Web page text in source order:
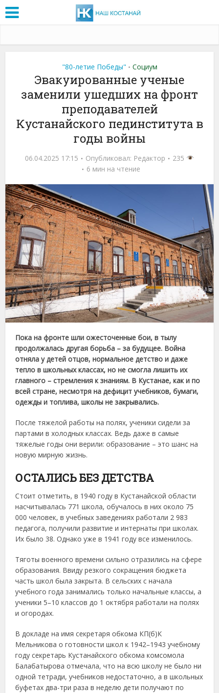
"80-летие Победы" • Социум
Эвакуированные ученые
заменили ушедших на фронт
преподавателей
Кустанайского пединститута в
годы войны
06.04.2025 17:15 Опубликовал: Редактор
235
6 мин на чтение
Пока на фронте шли ожесточенные бои, в тылу
продолжалась другая борьба – за будущее. Война
отняла у детей отцов, нормальное детство и даже
тепло в школьных классах, но не смогла лишить их
главного – стремления к знаниям. В Кустанае, как и по
всей стране, несмотря на дефицит учебников, бумаги,
одежды и топлива, школы не закрывались.
После тяжелой работы на полях, ученики сидели за
партами в холодных классах. Ведь даже в самые
тяжелые годы они верили: образование – это шанс на
новую мирную жизнь.
ОСТАЛИСЬ БЕЗ ДЕТСТВА
Стоит отметить, в 1940 году в Кустанайской области
насчитывалась 771 школа, обучалось в них около 75
000 человек, в учебных заведениях работали 2 983
педагога, получили развитие и интернаты при школах.
Их было 38. Однако уже в 1941 году все изменилось.
Тяготы военного времени сильно отразились на сфере
образования. Ввиду резкого сокращения бюджета
часть школ была закрыта. В сельских с начала
учебного года занимались только начальные классы, а
ученики 5–10 классов до 1 октября работали на полях
и огородах.
В докладе на имя секретаря обкома КП(б)К
Мельникова о готовности школ к 1942–1943 учебному
году секретарь Кустанайского обкома комсомола
Балабатырова отмечала, что на всю школу не было ни
одной тетради, учебников недостаточно, а в школьных
буфетах два-три раза в неделю дети получают по